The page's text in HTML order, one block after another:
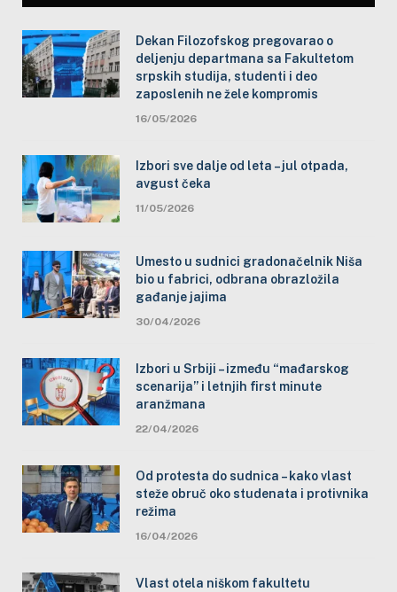
Dekan Filozofskog pregovarao o
deljenju departmana sa Fakultetom
srpskih studija, studenti i deo
zaposlenih ne žele kompromis
16/05/2026
Izbori sve dalje od leta – jul otpada,
avgust čeka
11/05/2026
Umesto u sudnici gradonačelnik Niša
bio u fabrici, odbrana obrazložila
gađanje jajima
30/04/2026
Izbori u Srbiji – između “mađarskog
scenarija” i letnjih first minute
aranžmana
22/04/2026
Od protesta do sudnica – kako vlast
steže obruč oko studenata i protivnika
režima
16/04/2026
Vlast otela niškom fakultetu